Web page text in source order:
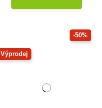
-50%
Výprodej